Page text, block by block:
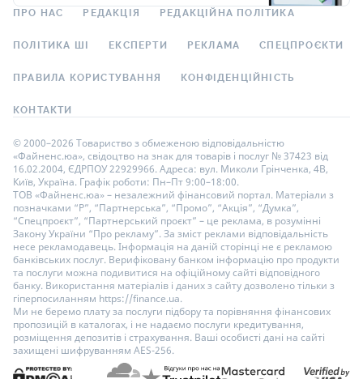
ПРО НАС РЕДАКЦІЯ РЕДАКЦІЙНА ПОЛІТИКА
ПОЛІТИКА ШІ ЕКСПЕРТИ РЕКЛАМА СПЕЦПРОЄКТИ
ПРАВИЛА КОРИСТУВАННЯ КОНФІДЕНЦІЙНІСТЬ
КОНТАКТИ
© 2000–2026 Товариство з обмеженою відповідальністю
«Файненс.юа», свідоцтво на знак для товарів і послуг № 37423 від
16.02.2004, ЄДРПОУ 22929966. Адреса: вул. Миколи Грінченка, 4В,
Київ, Україна. Графік роботи: Пн–Пт 9:00–18:00.
ТОВ «Файненс.юа» – незалежний фінансовий портал. Матеріали з
позначками “Р”, “Партнерська”, “Промо”, “Акція”, “Думка”,
“Спецпроєкт”, “Партнерський проєкт” – це реклама, в розумінні
Закону України “Про рекламу”. За зміст реклами відповідальність
несе рекламодавець. Інформація на даній сторінці не є рекламою
банківських послуг. Верифіковану банком інформацію про продукти
та послуги можна подивитися на офіційному сайті відповідного
банку. Використання матеріалів і даних з сайту дозволено тільки з
гіперпосиланням https://finance.ua.
Ми не беремо плату за послуги підбору та порівняння фінансових
пропозицій в каталогах, і не надаємо послуги кредитування,
розміщення депозитів і страхування. Ваші особисті дані на сайті
захищені шифруванням AES-256.